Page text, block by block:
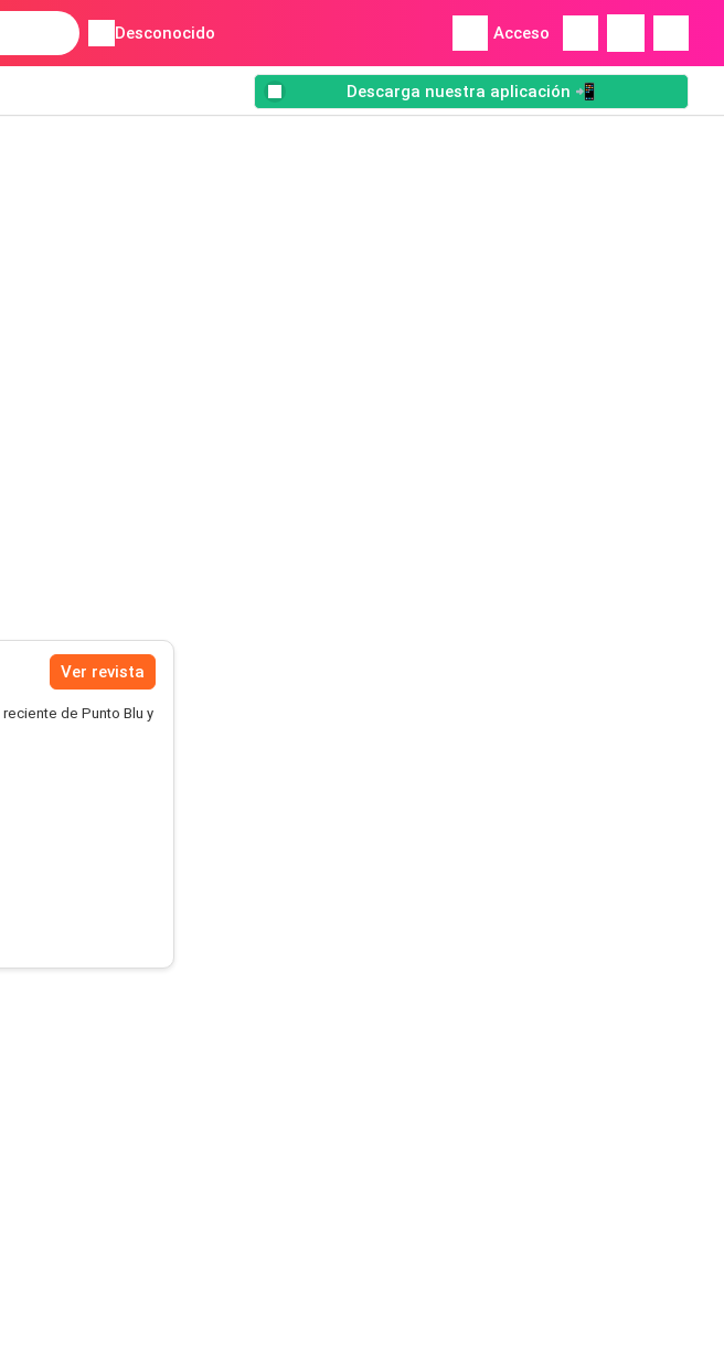
Desconocido Acceso
Descarga nuestra aplicación 📲
Ver revista
de Punto Blu y